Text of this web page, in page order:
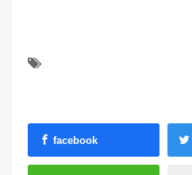
facebook